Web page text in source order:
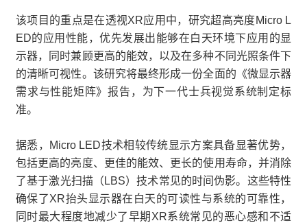
该项目的重点是在透视XR应用中，研究超高亮度Micro L
ED的应用性能，优先发展出能够在白天环境下应用的显
示器，同时兼顾更高的能效，以及在多种不同光照条件下
的清晰可视性。该研究将最终形成一份全面的《微显示器
需求与性能矩阵》报告，为下一代士兵视觉系统制定标
准。
据悉，Micro LED技术相较传统显示方案具备显著优势，
包括更高的亮度、更佳的能效、更长的使用寿命，并消除
了基于激光扫描（LBS）技术常见的时间伪影。这些特性
确保了XR抬头显示器在白天的可读性与系统的可靠性，
同时最大程度地减少了早期XR系统常见的恶心感和不适